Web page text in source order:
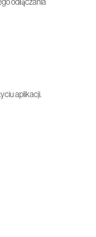
aplikacji.